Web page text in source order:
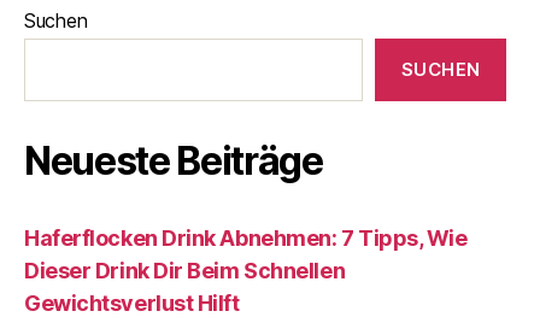
Suchen
SUCHEN
Neueste Beiträge
Haferflocken Drink Abnehmen: 7 Tipps, Wie
Dieser Drink Dir Beim Schnellen
Gewichtsverlust Hilft